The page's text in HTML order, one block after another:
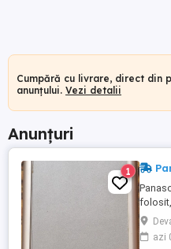
Cumpără cu livrare, direct din
anunțului. Vezi detalii
Anunțuri
1
azi